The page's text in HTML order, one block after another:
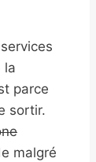
la
parce
sortir.
malgré